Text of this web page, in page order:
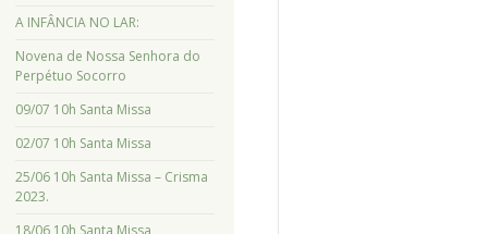
A INFÂNCIA NO LAR:
Novena de Nossa Senhora do
Perpétuo Socorro
09/07 10h Santa Missa
02/07 10h Santa Missa
25/06 10h Santa Missa – Crisma
2023.